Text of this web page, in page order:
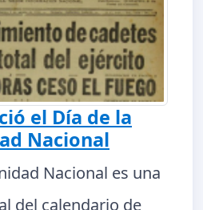
el Día de la
Nacional
Nacional es una
del calendario de